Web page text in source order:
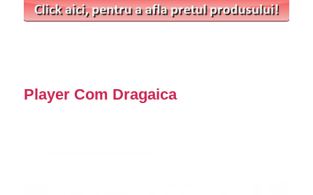
Player Com Dragaica